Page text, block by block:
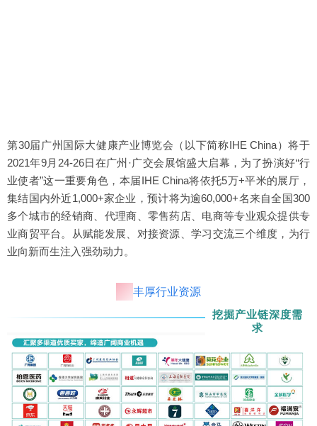
第30届广州国际大健康产业博览会（以下简称IHE China）将于
2021年9月24-26日在广州·广交会展馆盛大启幕，为了扮演好“行
业使者”这一重要角色，本届IHE China将依托5万+平米的展厅，
集结国内外近1,000+家企业，预计将为逾60,000+名来自全国300
多个城市的经销商、代理商、零售药店、电商等专业观众提供专
业商贸平台。从赋能发展、对接资源、学习交流三个维度，为行
业向新而生注入强劲动力。
丰厚行业资源
挖掘产业链深度需
求